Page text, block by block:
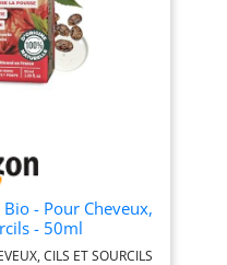
Végétales vierges, c'est-à-
dire issue de la première
pression à froid. Seules ces
Huiles sont de qualité
essentiels, vitamines,
antioxydants...) PRANARÔM,
LA SCIENCE DES HUILES
ESSENTIELLES : Pranarôm
allie son expertise
scientifique des Huiles
- Pour Cheveux,
- 50ml
CILS ET SOURCILS